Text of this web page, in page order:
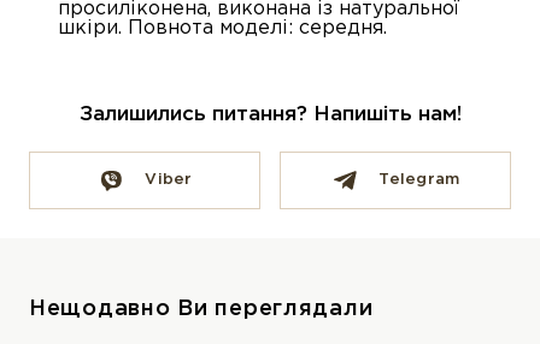
просиліконена, виконана із натуральної
шкіри. Повнота моделі: середня.
Залишились питання? Напишіть нам!
Viber Telegram
Нещодавно Ви переглядали